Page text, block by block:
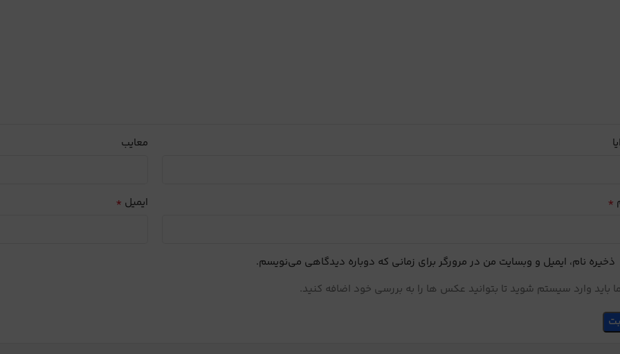
معایب
* ایمیل *
ذخیره نام، ایمیل و وبسایت من در مرورگر برای زمانی که دوباره دیدگاهی می‌نویسم.
باید وارد سیستم شوید تا بتوانید عکس ها را به بررسی خود اضافه کنید.